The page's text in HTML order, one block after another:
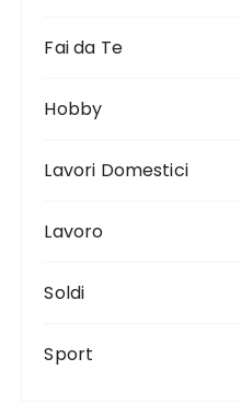
Fai da Te
Hobby
Lavori Domestici
Lavoro
Soldi
Sport